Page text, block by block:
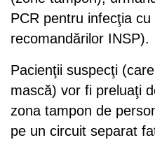
PCR pentru infecţia
recomandărilor INSP).
Pacienţii suspecţi
mască) vor fi preluaţi
zona tampon de
pe un circuit separat